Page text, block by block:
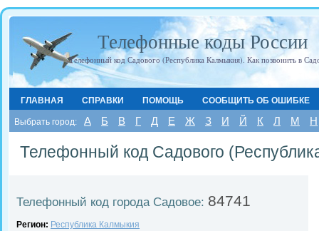
Телефонные коды России
Телефонный код Садового (Республика Калмыкия). Как позвонить в
ГЛАВНАЯ СПРАВКИ ПОМОЩЬ СООБЩИТЬ ОБ ОШИБКЕ
Выбрать город: А Б В Г Д Е Ж З И Й К Л М Н
Телефонный код Садового
Телефонный код города Садовое: 84741
Регион: Республика Калмыкия